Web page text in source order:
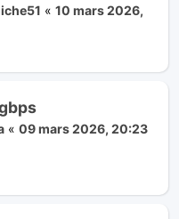
« 10 mars 2026,
« 09 mars 2026, 20:23